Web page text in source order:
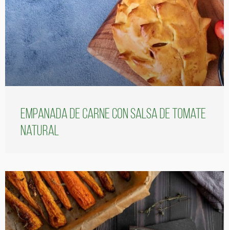
Empanada de carne con salsa de tomate
natural